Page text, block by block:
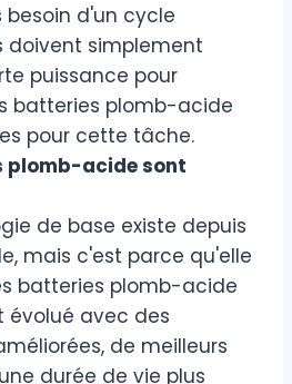
besoin d'un cycle
doivent simplement
puissance pour
batteries plomb-acide
pour cette tâche.
plomb-acide sont
de base existe depuis
mais c'est parce qu'elle
batteries plomb-acide
évolué avec des
de meilleurs
durée de vie plus